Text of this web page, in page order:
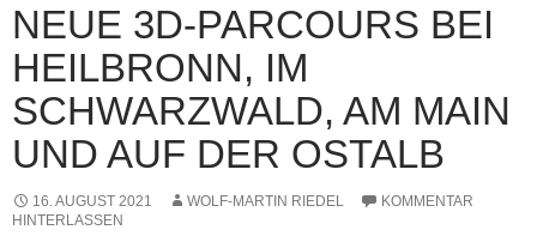
NEUE 3D-PARCOURS BEI
HEILBRONN, IM
SCHWARZWALD, AM MAIN
UND AUF DER OSTALB
16. AUGUST 2021 WOLF-MARTIN RIEDEL
KOMMENTAR
HINTERLASSEN